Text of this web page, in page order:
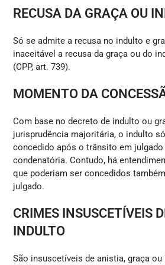
RECUSA DA GRAÇA OU
Só se admite a recusa no indulto e
inaceitável a recusa da graça ou do
(CPP, art. 739).
MOMENTO DA
Com base no decreto de indulto ou
jurisprudência majoritária, o indulto
concedido após o trânsito em julgado
condenatória. Contudo, há
que poderiam ser concedidos
julgado.
CRIMES INSUSCETÍVEIS
INDULTO
São insuscetíveis de anistia, graça